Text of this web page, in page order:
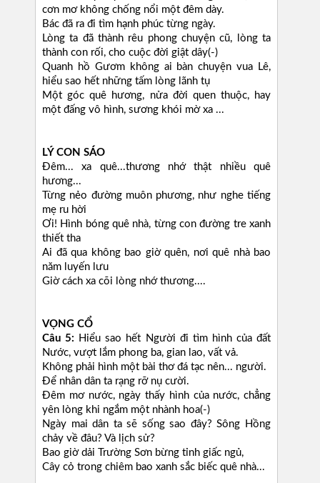
cơn mơ không chống nổi một đêm dày.
Bác đã ra đi tìm hạnh phúc từng ngày.
Lòng ta đã thành rêu phong chuyện cũ, lòng ta
thành con rối, cho cuộc đời giật dây(-)
Quanh hồ Gươm không ai bàn chuyện vua Lê,
hiểu sao hết những tấm lòng lãnh tụ
Một góc quê hương, nửa đời quen thuộc, hay
một đấng vô hình, sương khói mờ xa ...
LÝ CON SÁO
Đêm... xa quê...thương nhớ thật nhiều quê
hương...
Từng nẻo đường muôn phương, như nghe tiếng
mẹ ru hời
Ơi! Hình bóng quê nhà, từng con đường tre xanh
thiết tha
Ai đã qua không bao giờ quên, nơi quê nhà bao
năm luyến lưu
Giờ cách xa cõi lòng nhớ thương....
VỌNG CỔ
Câu 5: Hiểu sao hết Người đi tìm hình của đất
Nước, vượt lắm phong ba, gian lao, vất vả.
Không phải hình một bài thơ đá tạc nên... người.
Để nhân dân ta rạng rỡ nụ cười.
Đêm mơ nước, ngày thấy hình của nước, chẳng
yên lòng khi ngắm một nhành hoa(-)
Ngày mai dân ta sẽ sống sao đây? Sông Hồng
chảy về đâu? Và lịch sử?
Bao giờ dải Trường Sơn bừng tỉnh giấc ngủ,
Cây cỏ trong chiêm bao xanh sắc biếc quê nhà...